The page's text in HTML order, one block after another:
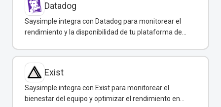
Datadog
Saysimple integra con Datadog para monitorear el
rendimiento y la disponibilidad de tu plataforma de
Exist
Saysimple integra con Exist para monitorear el
bienestar del equipo y optimizar el rendimiento en